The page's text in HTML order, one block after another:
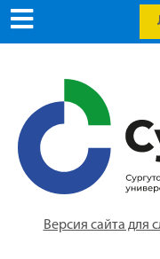
Версия сайта для